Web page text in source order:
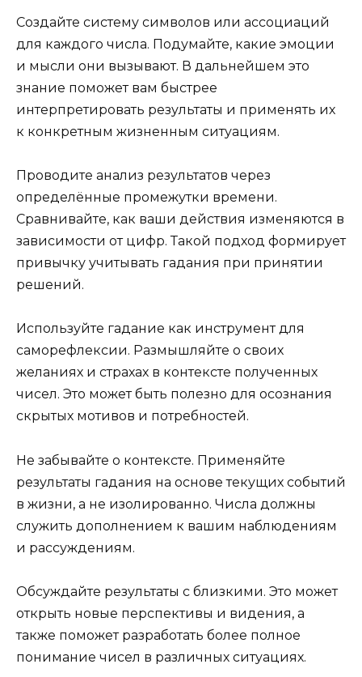
Создайте систему символов или ассоциаций
для каждого числа. Подумайте, какие эмоции
и мысли они вызывают. В дальнейшем это
знание поможет вам быстрее
интерпретировать результаты и применять их
к конкретным жизненным ситуациям.
Проводите анализ результатов через
определённые промежутки времени.
Сравнивайте, как ваши действия изменяются в
зависимости от цифр. Такой подход формирует
привычку учитывать гадания при принятии
решений.
Используйте гадание как инструмент для
саморефлексии. Размышляйте о своих
желаниях и страхах в контексте полученных
чисел. Это может быть полезно для осознания
скрытых мотивов и потребностей.
Не забывайте о контексте. Применяйте
результаты гадания на основе текущих событий
в жизни, а не изолированно. Числа должны
служить дополнением к вашим наблюдениям
и рассуждениям.
Обсуждайте результаты с близкими. Это может
открыть новые перспективы и видения, а
также поможет разработать более полное
понимание чисел в различных ситуациях.